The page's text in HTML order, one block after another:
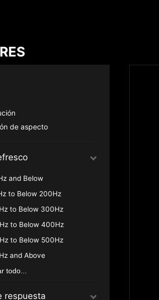
2160P, 4K UHD
1440P, 2K QHD
1080P, Full HD
de aspecto
Ultra-Wide (21:9, 32:9)
and Below
to Below 200Hz
to Below 300Hz
to Below 400Hz
to Below 500Hz
and Above
todo...
respuesta